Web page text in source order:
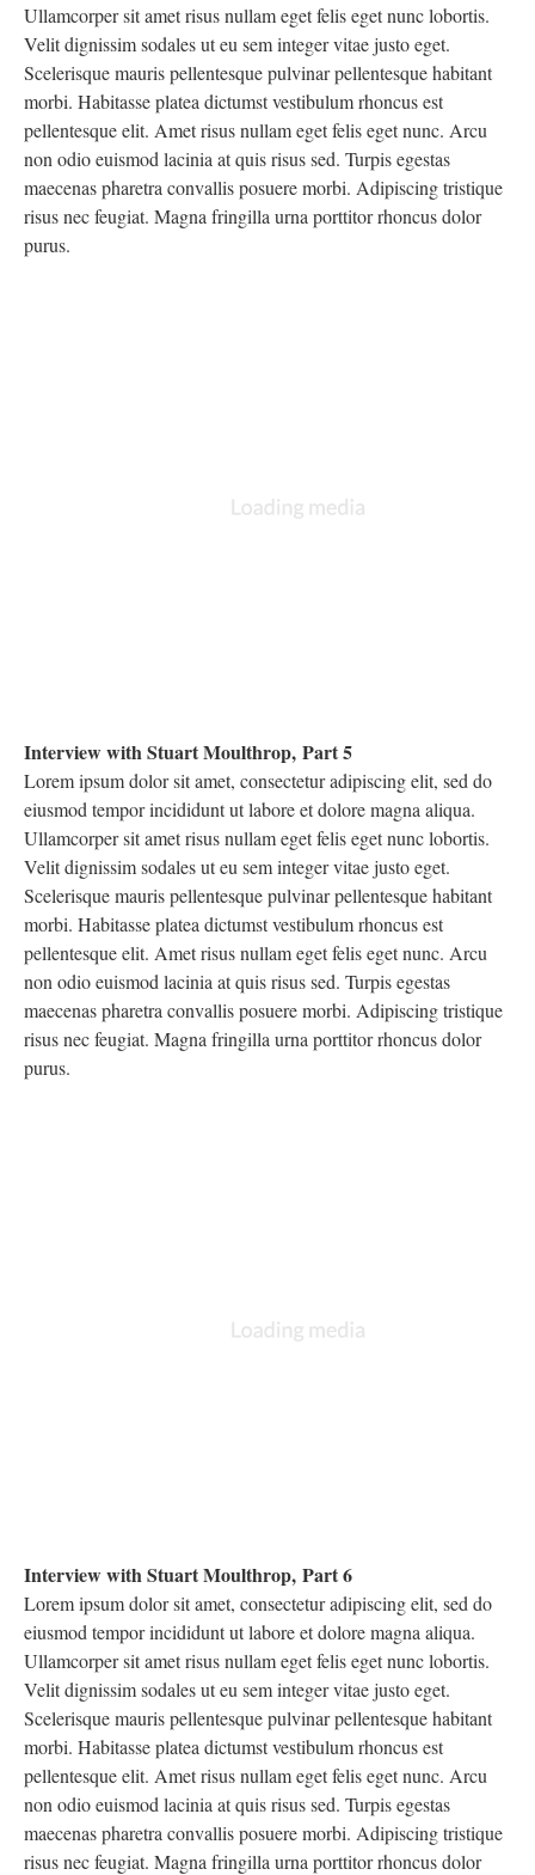
Ullamcorper sit amet risus nullam eget felis eget nunc lobortis.
Velit dignissim sodales ut eu sem integer vitae justo eget.
Scelerisque mauris pellentesque pulvinar pellentesque habitant
morbi. Habitasse platea dictumst vestibulum rhoncus est
pellentesque elit. Amet risus nullam eget felis eget nunc. Arcu
non odio euismod lacinia at quis risus sed. Turpis egestas
maecenas pharetra convallis posuere morbi. Adipiscing tristique
risus nec feugiat. Magna fringilla urna porttitor rhoncus dolor
purus.
Interview with Stuart Moulthrop, Part 5
Lorem ipsum dolor sit amet, consectetur adipiscing elit, sed do
eiusmod tempor incididunt ut labore et dolore magna aliqua.
Ullamcorper sit amet risus nullam eget felis eget nunc lobortis.
Velit dignissim sodales ut eu sem integer vitae justo eget.
Scelerisque mauris pellentesque pulvinar pellentesque habitant
morbi. Habitasse platea dictumst vestibulum rhoncus est
pellentesque elit. Amet risus nullam eget felis eget nunc. Arcu
non odio euismod lacinia at quis risus sed. Turpis egestas
maecenas pharetra convallis posuere morbi. Adipiscing tristique
risus nec feugiat. Magna fringilla urna porttitor rhoncus dolor
purus.
Interview with Stuart Moulthrop, Part 6
Lorem ipsum dolor sit amet, consectetur adipiscing elit, sed do
eiusmod tempor incididunt ut labore et dolore magna aliqua.
Ullamcorper sit amet risus nullam eget felis eget nunc lobortis.
Velit dignissim sodales ut eu sem integer vitae justo eget.
Scelerisque mauris pellentesque pulvinar pellentesque habitant
morbi. Habitasse platea dictumst vestibulum rhoncus est
pellentesque elit. Amet risus nullam eget felis eget nunc. Arcu
non odio euismod lacinia at quis risus sed. Turpis egestas
maecenas pharetra convallis posuere morbi. Adipiscing tristique
risus nec feugiat. Magna fringilla urna porttitor rhoncus dolor